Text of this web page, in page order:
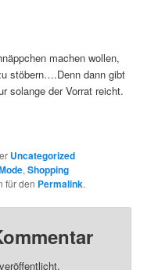
machen wollen,
stöbern….Denn dann gibt
solange der Vorrat reicht.
Uncategorized
,Shopping
für den Permalink.